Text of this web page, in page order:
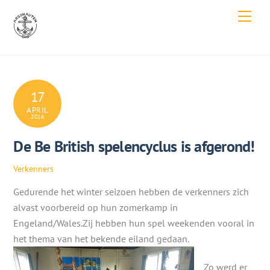
content
17
APRIL
2016
De Be British spelencyclus is afgerond!
Verkenners
Gedurende het winter seizoen hebben de verkenners zich
alvast voorbereid op hun zomerkamp in
Engeland/Wales.Zij hebben hun spel weekenden vooral in
het thema van het bekende eiland gedaan.
Zo werd er